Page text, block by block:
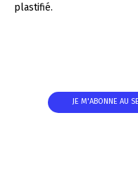
plastifié.
JE M'ABONNE AU